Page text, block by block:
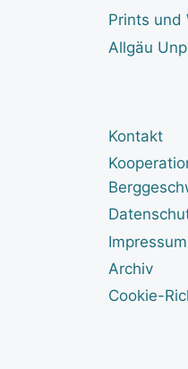
Prints und
Allgäu
Kontakt
Impressum
Archiv
Cookie-